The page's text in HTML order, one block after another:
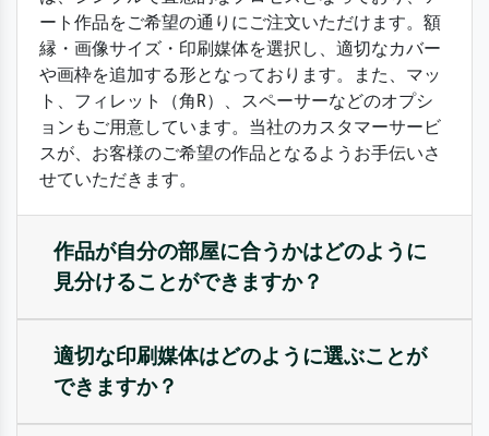
ート作品をご希望の通りにご注文いただけます。額
縁・画像サイズ・印刷媒体を選択し、適切なカバー
や画枠を追加する形となっております。また、マッ
ト、フィレット（角R）、スペーサーなどのオプシ
ョンもご用意しています。当社のカスタマーサービ
スが、お客様のご希望の作品となるようお手伝いさ
せていただきます。
作品が自分の部屋に合うかはどのように
見分けることができますか？
適切な印刷媒体はどのように選ぶことが
できますか？